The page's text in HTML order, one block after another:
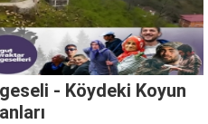
- Köydeki Koyun